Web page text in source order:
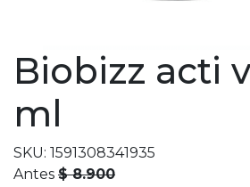
Biobizz acti
ml
SKU: 1591308341935
Antes $ 8.900